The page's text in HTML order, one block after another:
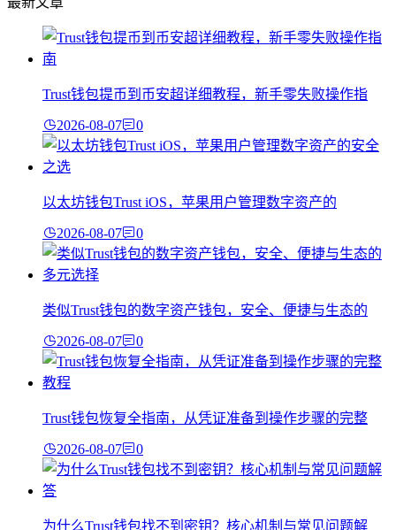
Trust钱包提币到币安超详细教程，新手零失败操作指
2026-08-07 0
以太坊钱包Trust iOS，苹果用户管理数字资产的
2026-08-07 0
类似Trust钱包的数字资产钱包，安全、便捷与生态的
2026-08-07 0
Trust钱包恢复全指南，从凭证准备到操作步骤的完整
2026-08-07 0
为什么Trust钱包找不到密钥？核心机制与常见问题解